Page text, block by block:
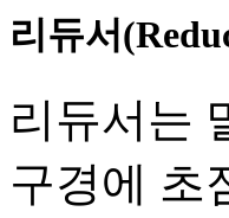
리듀서
리듀서는
구경에 초